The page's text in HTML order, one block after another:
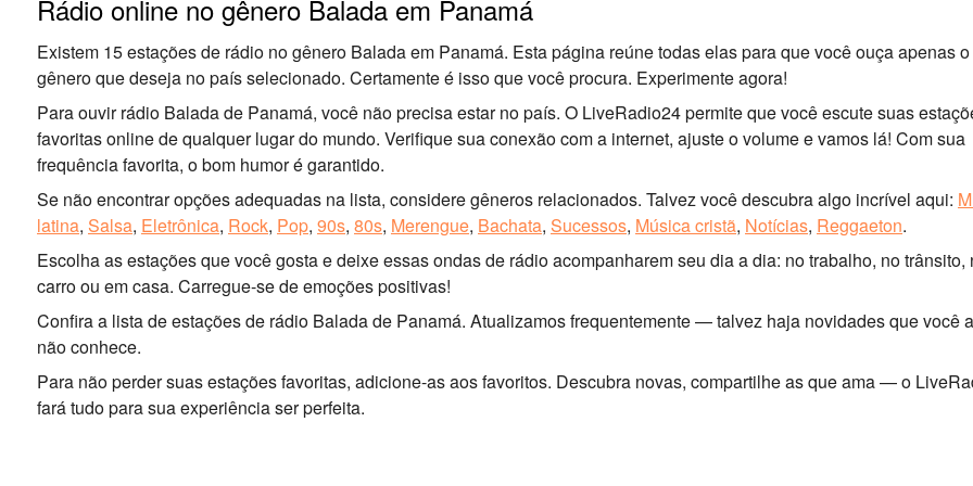
Rádio online no gênero Balada em Panamá
Existem 15 estações de rádio no gênero Balada em Panamá. Esta página reúne todas elas para que você ouça apenas o
gênero que deseja no país selecionado. Certamente é isso que você procura. Experimente agora!
Para ouvir rádio Balada de Panamá, você não precisa estar no país. O LiveRadio24 permite que você escute suas
favoritas online de qualquer lugar do mundo. Verifique sua conexão com a internet, ajuste o volume e vamos lá! Com sua
frequência favorita, o bom humor é garantido.
Se não encontrar opções adequadas na lista, considere gêneros relacionados. Talvez você descubra algo incrível aqui:
latina, Salsa, Eletrônica, Rock, Pop, 90s, 80s, Merengue, Bachata, Sucessos, Música cristã, Notícias, Reggaeton.
Escolha as estações que você gosta e deixe essas ondas de rádio acompanharem seu dia a dia: no trabalho, no trânsito,
carro ou em casa. Carregue-se de emoções positivas!
Confira a lista de estações de rádio Balada de Panamá. Atualizamos frequentemente — talvez haja novidades que você
não conhece.
Para não perder suas estações favoritas, adicione-as aos favoritos. Descubra novas, compartilhe as que ama — o
fará tudo para sua experiência ser perfeita.